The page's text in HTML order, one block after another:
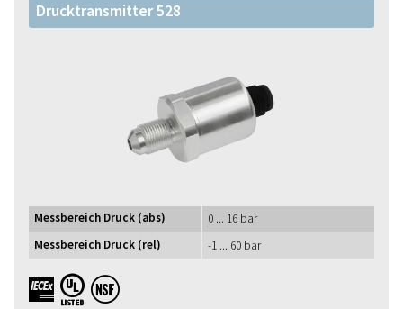
Drucktransmitter 528
Messbereich Druck (abs)
0 ... 16 bar
Messbereich Druck (rel)
-1 ... 60 bar
IECEx UL NSF